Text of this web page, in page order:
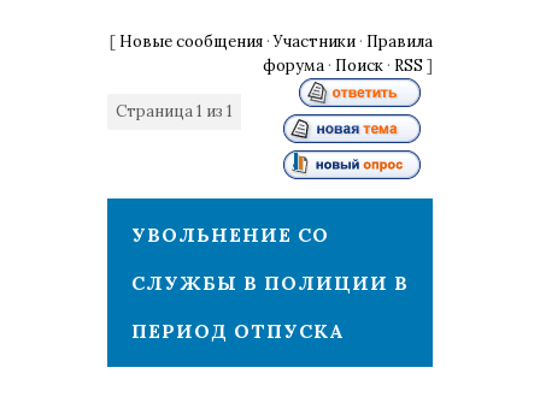
[ Новые сообщения ·Участники · Правила
форума · Поиск · RSS ]
Страница1 из 1
УВОЛЬНЕНИЕ СО
СЛУЖБЫ В ПОЛИЦИИ В
ПЕРИОД ОТПУСКА